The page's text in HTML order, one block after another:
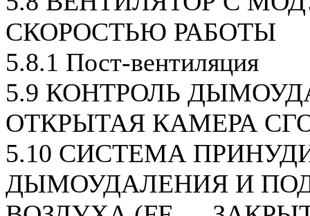
СКОРОСТЬЮ РАБОТЫ
5.8.1 Пост-вентиляция
5.9 КОНТРОЛЬ
ОТКРЫТАЯ КАМЕРА
5.10 СИСТЕМА
ДЫМОУДАЛЕНИЯ И